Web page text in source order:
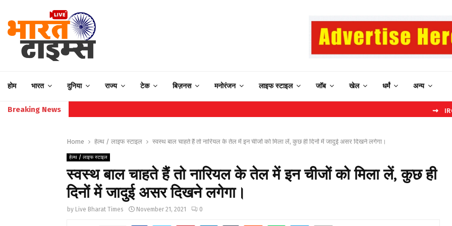
होम भारत दुनिया राज्य टेक बिज़नस मनोरंजन लाइफ स्टाइल जॉब खेल धर्मं अन्य
Breaking News ⇝ IRCTC
Home हेल्थ / लाइफ स्टाइल स्वस्थ बाल चाहते हैं तो नारियल के तेल में इन चीजों को मिला लें, कुछ ही दिनों में जादुई असर दिखने लगेगा।
हेल्थ / लाइफ स्टाइल
स्वस्थ बाल चाहते हैं तो नारियल के तेल में इन चीजों को मिला लें, कुछ ही
दिनों में जादुई असर दिखने लगेगा।
by Live Bharat Times November 21, 2021 0